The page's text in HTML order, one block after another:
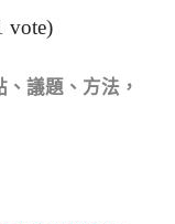
vote)
議題、方法，